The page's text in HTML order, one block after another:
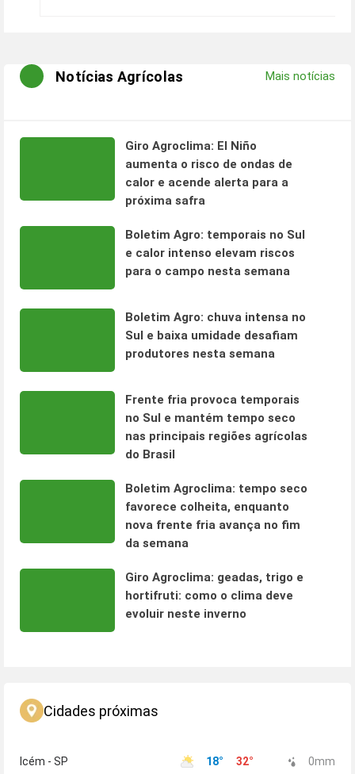
Notícias Agrícolas Mais notícias
Giro Agroclima: El Niño
aumenta o risco de ondas de
calor e acende alerta para a
próxima safra
Boletim Agro: temporais no Sul
e calor intenso elevam riscos
para o campo nesta semana
Boletim Agro: chuva intensa no
Sul e baixa umidade desafiam
produtores nesta semana
Frente fria provoca temporais
no Sul e mantém tempo seco
nas principais regiões agrícolas
do Brasil
Boletim Agroclima: tempo seco
favorece colheita, enquanto
nova frente fria avança no fim
da semana
Giro Agroclima: geadas, trigo e
hortifruti: como o clima deve
evoluir neste inverno
Cidades próximas
Icém - SP 18° 32° 0mm